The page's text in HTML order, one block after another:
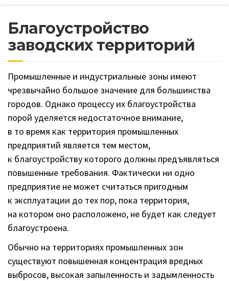
Благоустройство
заводских территорий
Промышленные и индустриальные зоны имеют
чрезвычайно большое значение для большинства
городов. Однако процессу их благоустройства
порой уделяется недостаточное внимание,
в то время как территория промышленных
предприятий является тем местом,
к благоустройству которого должны предъявляться
повышенные требования. Фактически ни одно
предприятие не может считаться пригодным
к эксплуатации до тех пор, пока территория,
на котором оно расположено, не будет как следует
благоустроена.
Обычно на территориях промышленных зон
существуют повышенная концентрация вредных
выбросов, высокая запыленность и задымленность